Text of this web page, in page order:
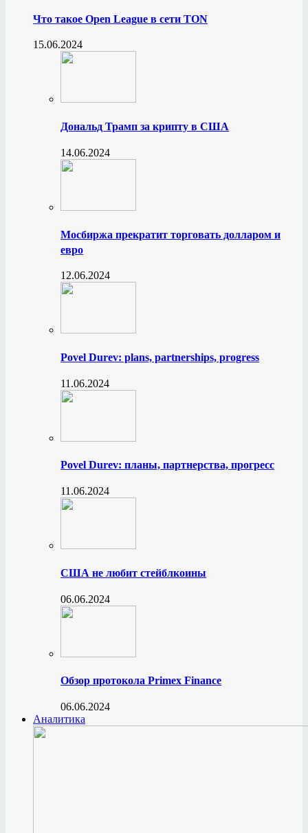
Что такое Open League в сети TON
15.06.2024
Дональд Трамп за крипту в США
14.06.2024
Мосбиржа прекратит торговать долларом и
евро
12.06.2024
Povel Durev: plans, partnerships, progress
11.06.2024
Povel Durev: планы, партнерства, прогресс
11.06.2024
США не любит стейблкоины
06.06.2024
Обзор протокола Primex Finance
06.06.2024
Аналитика